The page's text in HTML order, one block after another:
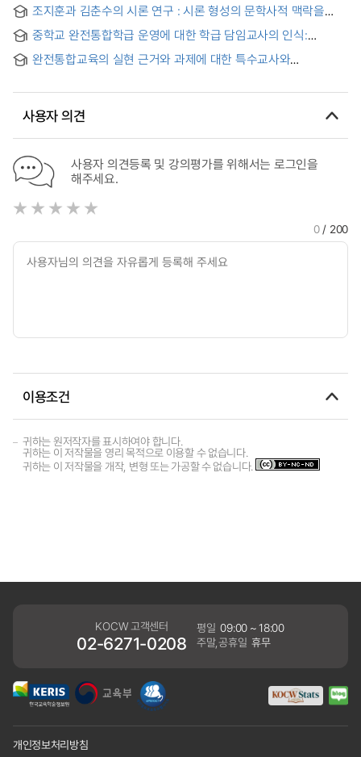
조지훈과 김춘수의 시론 연구 : 시론 형성의 문학사적 맥락을
중학교 완전통합학급 운영에 대한 학급 담임교사의 인식:
the Practice of Full Inclusion Middle School Classroom:
완전통합교육의 실현 근거와 과제에 대한 특수교사와
사용자 의견
사용자 의견등록 및 강의평가를 위해서는 로그인을
해주세요.
0/ 200
이용조건
귀하는 원저작자를 표시하여야 합니다.
귀하는 이 저작물을 영리 목적으로 이용할 수 없습니다.
귀하는 이 저작물을 개작, 변형 또는 가공할 수 없습니다.
KOCW 고객센터
02-6271-0208
평일 09:00 ~ 18:00
주말,공휴일 휴무
개인정보처리방침